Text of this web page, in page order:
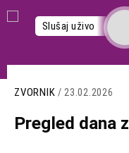
Skoči
na
Slušaj uživo
ZVORNIK / 23.02.2026
Pregled dana